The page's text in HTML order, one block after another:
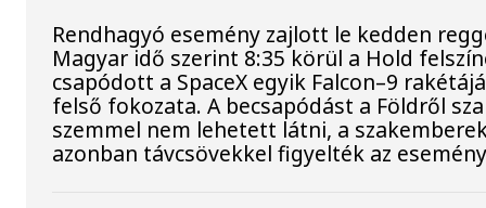
Rendhagyó esemény zajlott le kedden
Magyar idő szerint 8:35 körül a Hold
csapódott a SpaceX egyik Falcon–9
felső fokozata. A becsapódást a Földről
szemmel nem lehetett látni, a
azonban távcsövekkel figyelték az